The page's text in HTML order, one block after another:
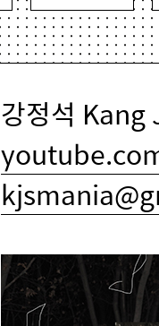
강정석